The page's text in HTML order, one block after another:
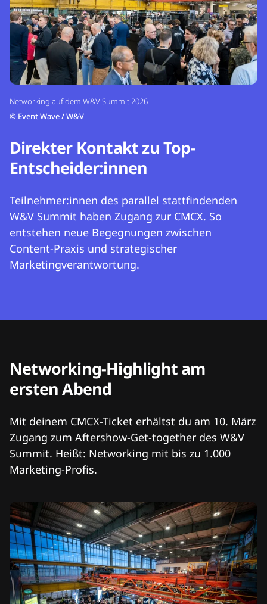
Networking auf dem W&V Summit 2026
© Event Wave / W&V
Direkter Kontakt zu Top-
Entscheider:innen
Teilnehmer:innen des parallel stattfindenden
W&V Summit haben Zugang zur CMCX. So
entstehen neue Begegnungen zwischen
Content-Praxis und strategischer
Marketingverantwortung.
Networking-Highlight am
ersten Abend
Mit deinem CMCX-Ticket erhältst du am 10. März
Zugang zum Aftershow-Get-together des W&V
Summit. Heißt: Networking mit bis zu 1.000
Marketing-Profis.